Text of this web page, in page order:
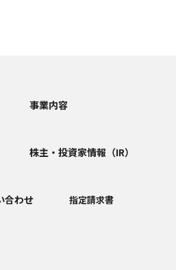
事業内容
株主・投資家情報（IR）
合わせ 指定請求書